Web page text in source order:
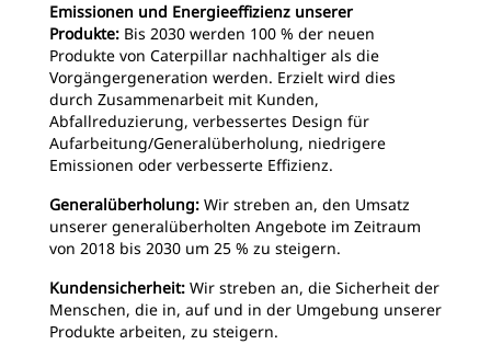
Emissionen und Energieeffizienz unserer
Produkte: Bis 2030 werden 100 % der neuen
Produkte von Caterpillar nachhaltiger als die
Vorgängergeneration werden. Erzielt wird dies
durch Zusammenarbeit mit Kunden,
Abfallreduzierung, verbessertes Design für
Aufarbeitung/Generalüberholung, niedrigere
Emissionen oder verbesserte Effizienz.
Generalüberholung: Wir streben an, den Umsatz
unserer generalüberholten Angebote im Zeitraum
von 2018 bis 2030 um 25 % zu steigern.
Kundensicherheit: Wir streben an, die Sicherheit der
Menschen, die in, auf und in der Umgebung unserer
Produkte arbeiten, zu steigern.